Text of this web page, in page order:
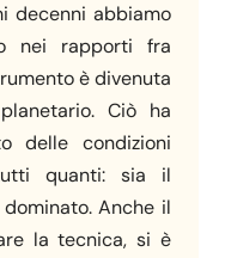
decenni abbiamo
nei rapporti fra
è divenuta
Ciò ha
delle condizioni
quanti: sia il
Anche il
la tecnica, si è